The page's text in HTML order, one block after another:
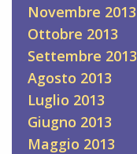
Novembre 2013
Ottobre 2013
Settembre 2013
Agosto 2013
Luglio 2013
Giugno 2013
Maggio 2013